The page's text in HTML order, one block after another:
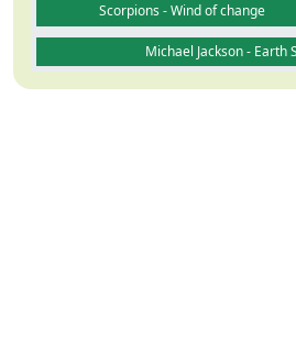
Scorpions - Wind of change
Michael Jackson - Earth